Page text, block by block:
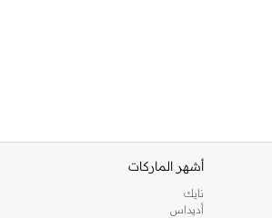
أشهر الماركات
نايك
أديداس